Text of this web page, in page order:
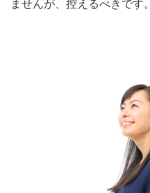
ませんが、控えるべきです。